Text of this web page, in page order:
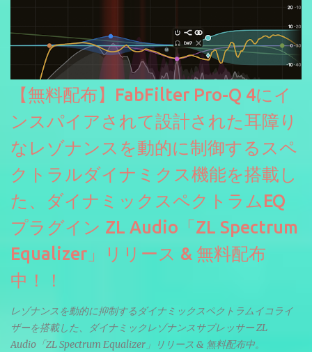
【無料配布】FabFilter Pro-Q 4にイ
ンスパイアされて設計された耳障り
なレゾナンスを動的に制御するスペ
クトラルダイナミクス機能を搭載し
た、ダイナミックスペクトラムEQ
プラグイン ZL Audio「ZL Spectrum
Equalizer」リリース & 無料配布
中！！
レゾナンスを動的に抑制するダイナミックスペクトラムイコライ
ザーを搭載した、ダイナミックレゾナンスサプレッサー ZL
Audio「ZL Spectrum Equalizer」リリース & 無料配布中。